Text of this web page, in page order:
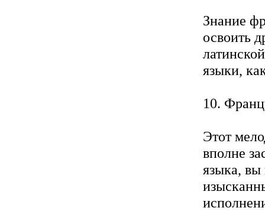
Знание
освоить
языки,
10.
Этот
вполне
языка,